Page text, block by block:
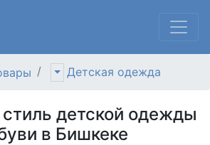
Детская одежда
детской одежды
в Бишкеке